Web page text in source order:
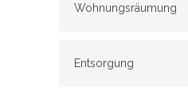
Wohnungsräumung
Entsorgung